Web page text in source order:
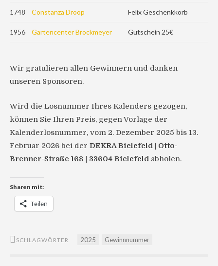
1748 Constanza Droop Felix Geschenkkorb
1956 Gartencenter Brockmeyer Gutschein 25€
Wir gratulieren allen Gewinnern und danken
unseren Sponsoren.
Wird die Losnummer Ihres Kalenders gezogen,
können Sie Ihren Preis, gegen Vorlage der
Kalenderlosnummer, vom 2. Dezember 2025 bis 13.
Februar 2026 bei der DEKRA Bielefeld | Otto-
Brenner-Straße 168 | 33604 Bielefeld abholen.
Sharen mit:
Teilen
SCHLAGWÖRTER 2025 Gewinnnummer